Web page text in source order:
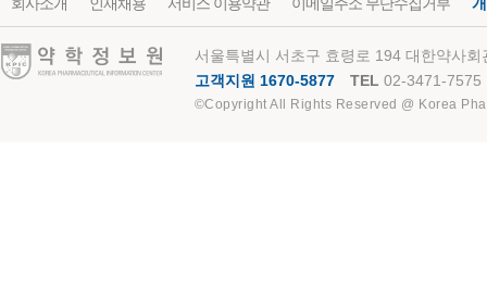
약학정보원
서울특별시 서초구 효령로 194 대한약사
고객지원 1670-5877
TEL 02-3471-7575
©Copyright All Rights Reserved @ Korea